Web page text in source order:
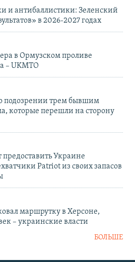
и антибаллистики: Зеленский
в 2026-2027 годах
в Ормузском проливе
– UKMTO
подозрении трем бывшим
которые перешли на сторону
Украине
Patriot из своих запасов
маршрутку в Херсоне,
– украинские власти
БОЛЬШЕ